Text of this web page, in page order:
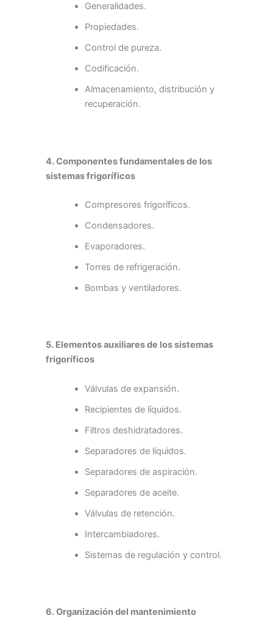
Generalidades.
Propiedades.
Control de pureza.
Codificación.
Almacenamiento, distribución y
recuperación.
4. Componentes fundamentales de los
sistemas frigoríficos
Compresores frigoríficos.
Condensadores.
Evaporadores.
Torres de refrigeración.
Bombas y ventiladores.
5. Elementos auxiliares de los sistemas
frigoríficos
Válvulas de expansión.
Recipientes de líquidos.
Filtros deshidratadores.
Separadores de líquidos.
Separadores de aspiración.
Separadores de aceite.
Válvulas de retención.
Intercambiadores.
Sistemas de regulación y control.
6. Organización del mantenimiento